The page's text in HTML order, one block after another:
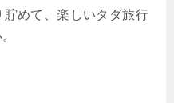
貯めて、楽しいタダ旅行